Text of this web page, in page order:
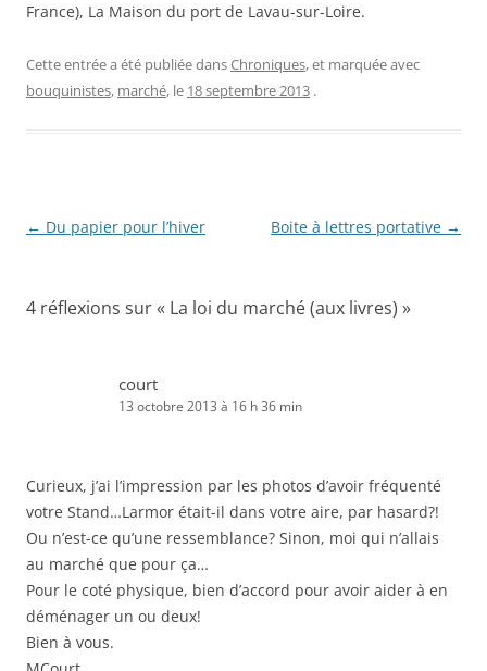
France), La Maison du port de Lavau-sur-Loire.
Cette entrée a été publiée dansChroniques, et marquée avec
bouquinistes, marché, le 18 septembre 2013 .
Navigation
← Du papier pour l’hiver Boite à lettres portative →
4 réflexions sur « La loi du marché (aux livres) »
court
13 octobre 2013 à 16 h 36 min
Curieux, j’ai l’impression par les photos d’avoir fréquenté
votre Stand…Larmor était-il dans votre aire, par hasard?!
Ou n’est-ce qu’une ressemblance? Sinon, moi qui n’allais
au marché que pour ça…
Pour le coté physique, bien d’accord pour avoir aider à en
déménager un ou deux!
Bien à vous.